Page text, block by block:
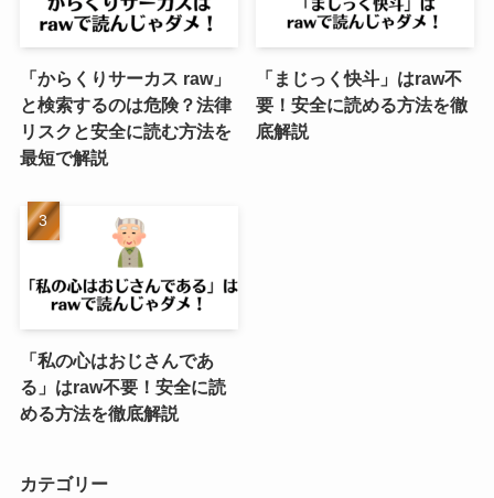
「からくりサーカス raw」
と検索するのは危険？法律
リスクと安全に読む方法を
最短で解説
「まじっく快斗」はraw不
要！安全に読める方法を徹
底解説
「私の心はおじさんであ
る」はraw不要！安全に読
める方法を徹底解説
カテゴリー